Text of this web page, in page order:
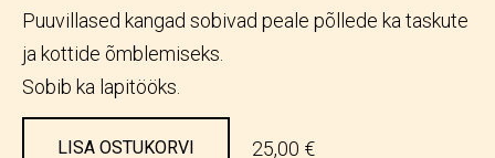
Puuvillased kangad sobivad peale põllede ka taskute
ja kottide õmblemiseks.
Sobib ka lapitööks.
LISA OSTUKORVI 25,00 €